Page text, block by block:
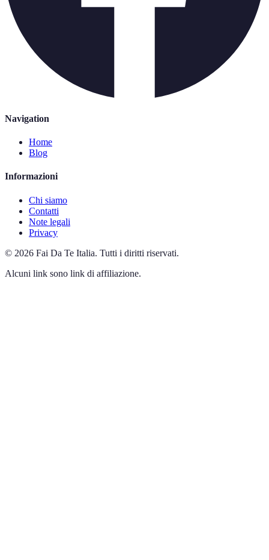
Navigation
Home
Blog
Informazioni
Chi siamo
Contatti
Note legali
Privacy
© 2026 Fai Da Te Italia. Tutti i diritti riservati.
Alcuni link sono link di affiliazione.